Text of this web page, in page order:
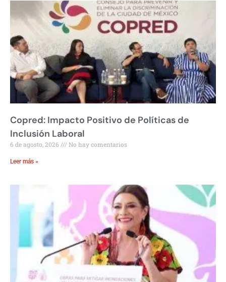
Copred: Impacto Positivo de Políticas de
Inclusión Laboral
6 de agosto, 2026 No hay comentarios
Leer más »